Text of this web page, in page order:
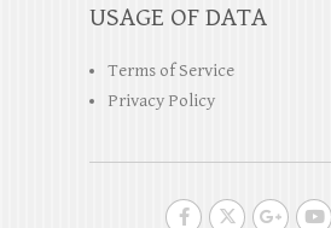
USAGE OF DATA
Terms of Service
Privacy Policy